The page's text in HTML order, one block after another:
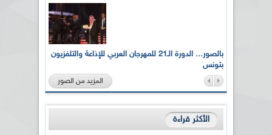
بالصور... الدورة الـ21 للمهرجان العربي للإذاعة والتلفزيون
بتونس
المزيد من الصور
الأكثر قراءة